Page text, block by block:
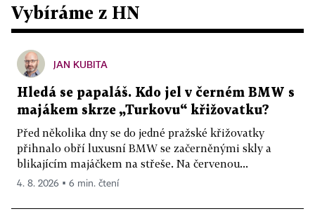
Vybíráme z HN
JAN KUBITA
Hledá se papaláš. Kdo jel v černém BMW s
majákem skrze „Turkovu“ křižovatku?
Před několika dny se do jedné pražské křižovatky
přihnalo obří luxusní BMW se začerněnými skly a
blikajícím majáčkem na střeše. Na červenou...
4. 8. 2026 ▪ 6 min. čtení